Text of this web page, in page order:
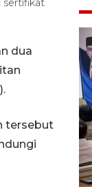
sertifikat
dua
tersebut